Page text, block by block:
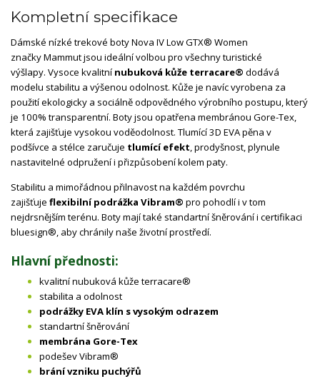
Kompletní specifikace
Dámské nízké trekové boty Nova IV Low GTX® Women
značky Mammut jsou ideální volbou pro všechny turistické
výšlapy. Vysoce kvalitní nubuková kůže terracare® dodává
modelu stabilitu a výšenou odolnost. Kůže je navíc vyrobena za
použití ekologicky a sociálně odpovědného výrobního postupu, který
je 100% transparentní. Boty jsou opatřena membránou Gore-Tex,
která zajišťuje vysokou voděodolnost. Tlumící 3D EVA pěna v
podšívce a stélce zaručuje tlumící efekt, prodyšnost, plynule
nastavitelné odpružení i přizpůsobení kolem paty.
Stabilitu a mimořádnou přilnavost na každém povrchu
zajišťuje flexibilní podrážka Vibram® pro pohodlí i v tom
nejdrsnějším terénu. Boty mají také standartní šněrování i certifikaci
bluesign®, aby chránily naše životní prostředí.
Hlavní přednosti:
kvalitní nubuková kůže terracare®
stabilita a odolnost
podrážky EVA klín s vysokým odrazem
standartní šněrování
membrána Gore-Tex
podešev Vibram®
brání vzniku puchýřů